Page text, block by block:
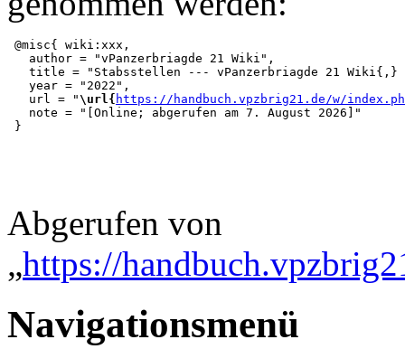
@misc{ wiki:xxx,
   author = "vPanzerbriagde 21 Wiki",
title = "Stabsstellen --- vPanzerbriagde 21 Wiki{,}
   year = "2022",
   url = "
\url{ https://handbuch.vpzbrig21.de/w/
   note = "[Online; abgerufen am 7. August 2026]"
Abgerufen von
„https://
Navigationsmenü